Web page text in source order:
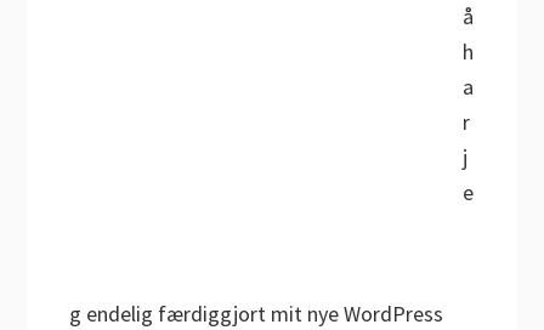
å
h
a
r
j
e
g endelig færdiggjort mit nye WordPress